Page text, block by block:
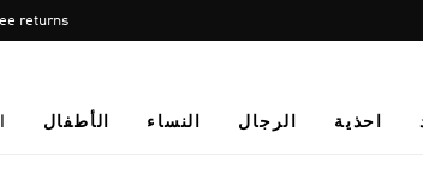
احذية الرجال النساء الأطفال